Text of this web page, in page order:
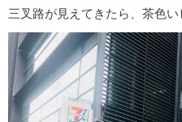
三叉路が見えてきたら、茶色い